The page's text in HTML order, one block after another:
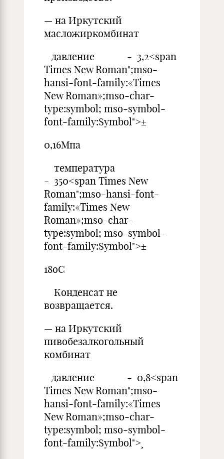
— на Иркутский
масложиркомбинат
давление - 3,2<span
Times New Roman";mso-
hansi-font-family:«Times
New Roman»;mso-char-
type:symbol; mso-symbol-
font-family:Symbol">±
0,16Мпа
температура
- 350<span Times New
Roman";mso-hansi-font-
family:«Times New
Roman»;mso-char-
type:symbol; mso-symbol-
font-family:Symbol">±
18оС
Конденсат не
возвращается.
— на Иркутский
пивобезалкогольный
комбинат
давление - 0,8<span
Times New Roman";mso-
hansi-font-family:«Times
New Roman»;mso-char-
type:symbol; mso-symbol-
font-family:Symbol">¸